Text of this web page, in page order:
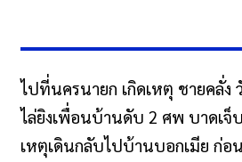
ไปที่นครนายก เกิดเหตุ ชายคลั่ง
ไล่ยิงเพื่อนบ้านดับ 2 ศพ บาดเจ็
เหตุเดินกลับไปบ้านบอกเมีย ก่อ